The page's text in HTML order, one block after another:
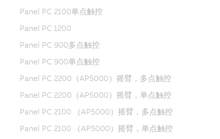
Panel PC 2100单点触控
Panel PC 1200
Panel PC 900多点触控
Panel PC 900单点触控
Panel PC 2200（AP5000）摇臂，多点触控
Panel PC 2200（AP5000）摇臂，单点触控
Panel PC 2100 （AP5000）摇臂，多点触控
Panel PC 2100 （AP5000）摇臂，单点触控